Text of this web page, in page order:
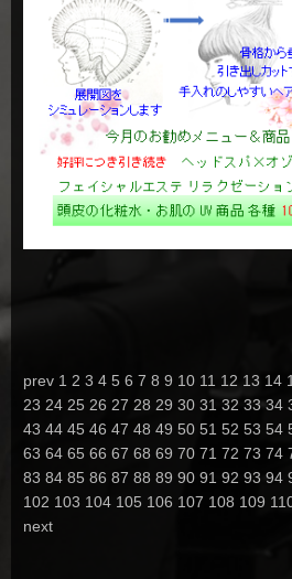
prev 1 2 3 4 5 6 7 8 9 10 11 12 13 14
23 24 25 26 27 28 29 30 31 32 33 34
43 44 45 46 47 48 49 50 51 52 53 54
63 64 65 66 67 68 69 70 71 72 73 74
83 84 85 86 87 88 89 90 91 92 93 94
102 103 104 105 106 107 108 109
next